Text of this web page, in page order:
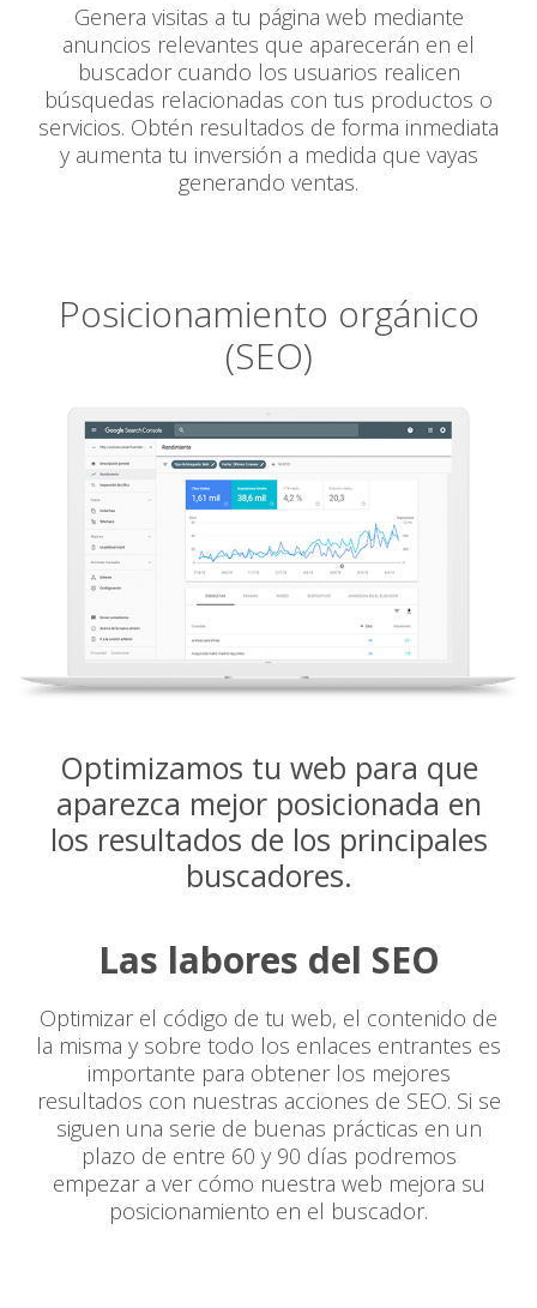
Genera visitas a tu página web mediante
anuncios relevantes que aparecerán en el
buscador cuando los usuarios realicen
búsquedas relacionadas con tus productos o
servicios. Obtén resultados de forma inmediata
y aumenta tu inversión a medida que vayas
generando ventas.
Posicionamiento orgánico
(SEO)
Optimizamos tu web para que
aparezca mejor posicionada en
los resultados de los principales
buscadores.
Las labores del SEO
Optimizar el código de tu web, el contenido de
la misma y sobre todo los enlaces entrantes es
importante para obtener los mejores
resultados con nuestras acciones de SEO. Si se
siguen una serie de buenas prácticas en un
plazo de entre 60 y 90 días podremos
empezar a ver cómo nuestra web mejora su
posicionamiento en el buscador.